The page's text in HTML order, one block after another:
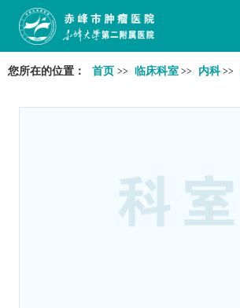
您所在的位置： 首页 >> 临床科室 >> 内科>>